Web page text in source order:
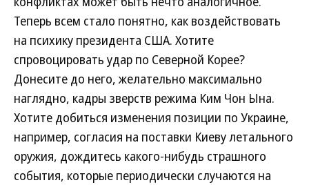
Теперь всем стало понятно, как воздействовать
на психику президента США. Хотите
спровоцировать удар по Северной Корее?
Донесите до него, желательно максимально
наглядно, кадры зверств режима Ким Чон Ына.
Хотите добиться изменения позиции по Украине,
например, согласия на поставки Киеву летального
оружия, дождитесь какого-нибудь страшного
события, которые периодически случаются на